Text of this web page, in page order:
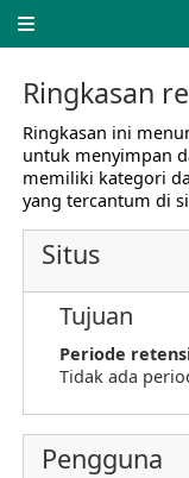
Panel samping
Ringkasan
Ringkasan ini
untuk menyimpan
memiliki kategori
yang tercantum di
Situs
Tujuan
Periode
Tidak ada
Pengguna